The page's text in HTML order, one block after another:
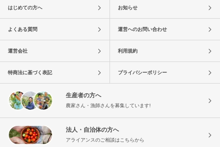
はじめての方へ お知らせ
よくある質問 運営へのお問い合わせ
運営会社 利用規約
特商法に基づく表記 プライバシーポリシー
生産者の方へ
農家さん・漁師さんを募集しています!
法人・自治体の方へ
アライアンスのご相談はこちらから